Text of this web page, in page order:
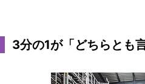
3分の1が「どちらとも